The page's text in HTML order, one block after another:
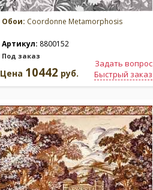
Обои: Coordonne Metamorphosis
Артикул: 8800152
Под заказ
Задать вопрос
Быстрый заказ
Цена 10442 руб.